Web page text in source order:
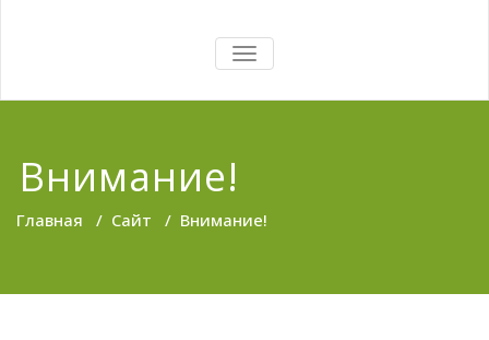
TOGGLE
NAVIGATION
Внимание!
Главная / Сайт / Внимание!